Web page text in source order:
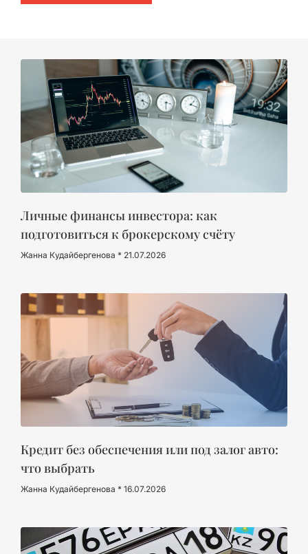
Личные финансы инвестора: как
подготовиться к брокерскому счёту
Жанна Кудайбергенова 21.07.2026
Кредит без обеспечения или под залог авто:
что выбрать
Жанна Кудайбергенова 16.07.2026